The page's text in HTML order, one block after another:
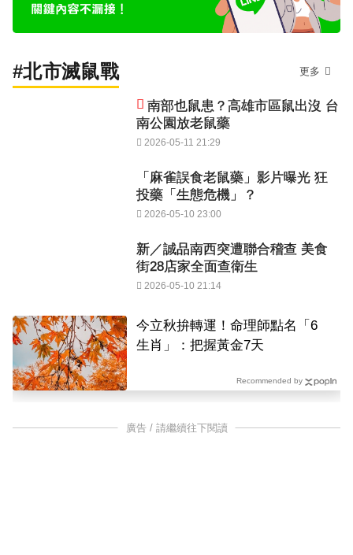
#北市滅鼠戰 更多
南部也鼠患？高雄市區鼠出沒 台
南公園放老鼠藥
2026-05-11 21:29
「麻雀誤食老鼠藥」影片曝光 狂
投藥「生態危機」？
2026-05-10 23:00
新／誠品南西突遭聯合稽查 美食
街28店家全面查衛生
2026-05-10 21:14
今立秋拚轉運！命理師點名「6
生肖」：把握黃金7天
Recommended by
廣告 / 請繼續往下閱讀